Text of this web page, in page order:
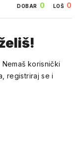
DOBAR 0 LOŠ 0
korisnički
registriraj se i